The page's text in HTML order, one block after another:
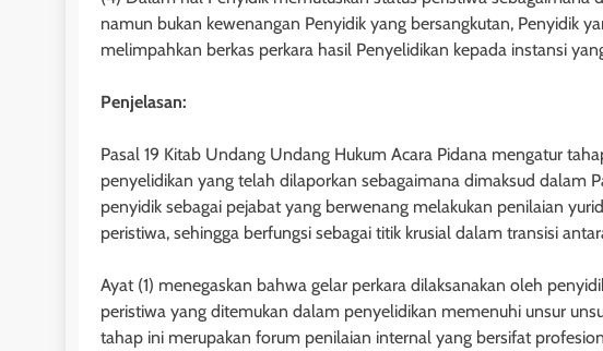
namun bukan kewenangan Penyidik yang bersangkutan, Penyidik
melimpahkan berkas perkara hasil Penyelidikan kepada instansi
Penjelasan:
Pasal 19 Kitab Undang Undang Hukum Acara Pidana mengatur
penyelidikan yang telah dilaporkan sebagaimana dimaksud dalam
penyidik sebagai pejabat yang berwenang melakukan penilaian
peristiwa, sehingga berfungsi sebagai titik krusial dalam transisi
Ayat (1) menegaskan bahwa gelar perkara dilaksanakan oleh
peristiwa yang ditemukan dalam penyelidikan memenuhi unsur
tahap ini merupakan forum penilaian internal yang bersifat
Penghibah
1 minggu ago